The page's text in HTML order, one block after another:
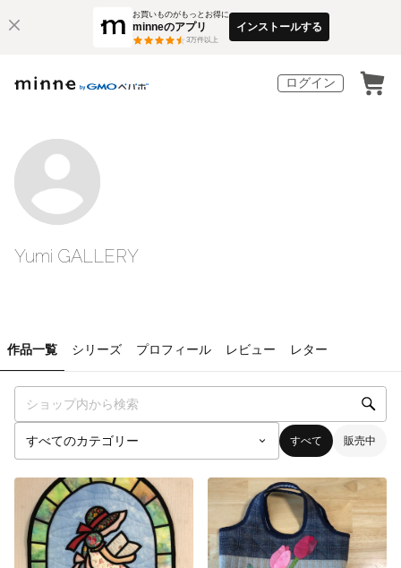
お買いものがもっとお得に
minneのアプリ
3万件以上
インストールする
ログイン
Yumi GALLERY
作品一覧 シリーズ プロフィール レビュー レター
すべて 販売中